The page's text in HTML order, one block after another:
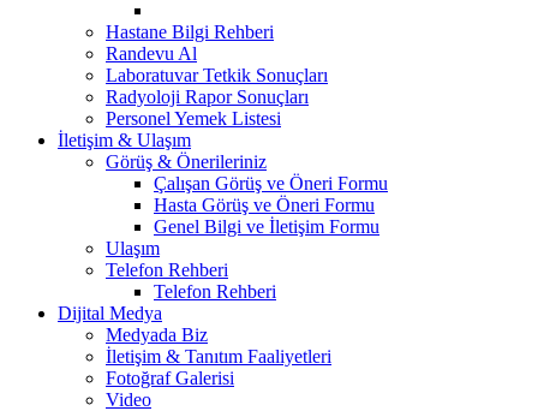
Hastane Bilgi Rehberi
Randevu Al
Laboratuvar Tetkik Sonuçları
Radyoloji Rapor Sonuçları
Personel Yemek Listesi
İletişim & Ulaşım
Görüş & Önerileriniz
Çalışan Görüş ve Öneri Formu
Hasta Görüş ve Öneri Formu
Genel Bilgi ve İletişim Formu
Ulaşım
Telefon Rehberi
Telefon Rehberi
Dijital Medya
Medyada Biz
İletişim & Tanıtım Faaliyetleri
Fotoğraf Galerisi
Video